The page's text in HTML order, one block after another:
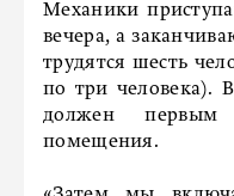
Механики
вечера, а
трудятся шесть
по три человека).
должен первым
помещения.